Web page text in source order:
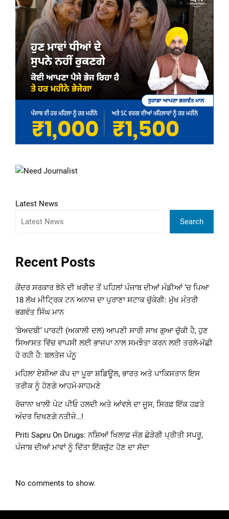
Latest News
Search
Recent Posts
ਕੇਂਦਰ ਸਰਕਾਰ ਝੋਨੇ ਦੀ ਖਰੀਦ ਤੋਂ ਪਹਿਲਾਂ ਪੰਜਾਬ ਦੀਆਂ ਮੰਡੀਆਂ ‘ਚ ਪਿਆ
18 ਲੱਖ ਮੀਟ੍ਰਿਕ ਟਨ ਅਨਾਜ ਦਾ ਪੁਰਾਣਾ ਸਟਾਕ ਚੁੱਕੇਗੀ: ਮੁੱਖ ਮੰਤਰੀ
ਭਗਵੰਤ ਸਿੰਘ ਮਾਨ
‘ਬੇਅਦਬੀ’ ਪਾਰਟੀ (ਅਕਾਲੀ ਦਲ) ਆਪਣੀ ਸਾਰੀ ਸਾਖ ਗੁਆ ਚੁੱਕੀ ਹੈ, ਹੁਣ
ਸਿਆਸਤ ਵਿੱਚ ਵਾਪਸੀ ਲਈ ਭਾਜਪਾ ਨਾਲ ਸਮਝੌਤਾ ਕਰਨ ਲਈ ਤਰਲੋ-ਮੱਛੀ
ਹੋ ਰਹੀ ਹੈ: ਬਲਤੇਜ ਪੰਨੂ
ਮਹਿਲਾ ਏਸ਼ੀਆ ਕੱਪ ਦਾ ਪੂਰਾ ਸ਼ਡਿਊਲ, ਭਾਰਤ ਅਤੇ ਪਾਕਿਸਤਾਨ ਇਸ
ਤਰੀਕ ਨੂੰ ਹੋਣਗੇ ਆਹਮੋ-ਸਾਹਮਣੇ
ਰੋਜ਼ਾਨਾ ਖਾਲੀ ਪੇਟ ਪੀਓ ਹਲਦੀ ਅਤੇ ਆਂਵਲੇ ਦਾ ਜੂਸ, ਸਿਰਫ਼ ਇੱਕ ਹਫ਼ਤੇ
ਅੰਦਰ ਦਿਖਣਗੇ ਨਤੀਜੇ…!
Priti Sapru On Drugs: ਨਸ਼ਿਆਂ ਖਿਲਾਫ਼ ਜੰਗ ਛੇੜੇਗੀ ਪ੍ਰੀਤੀ ਸਪਰੂ,
ਪੰਜਾਬ ਦੀਆਂ ਮਾਵਾਂ ਨੂੰ ਦਿੱਤਾ ਇੱਕਜੁੱਟ ਹੋਣ ਦਾ ਸੱਦਾ
No comments to show.